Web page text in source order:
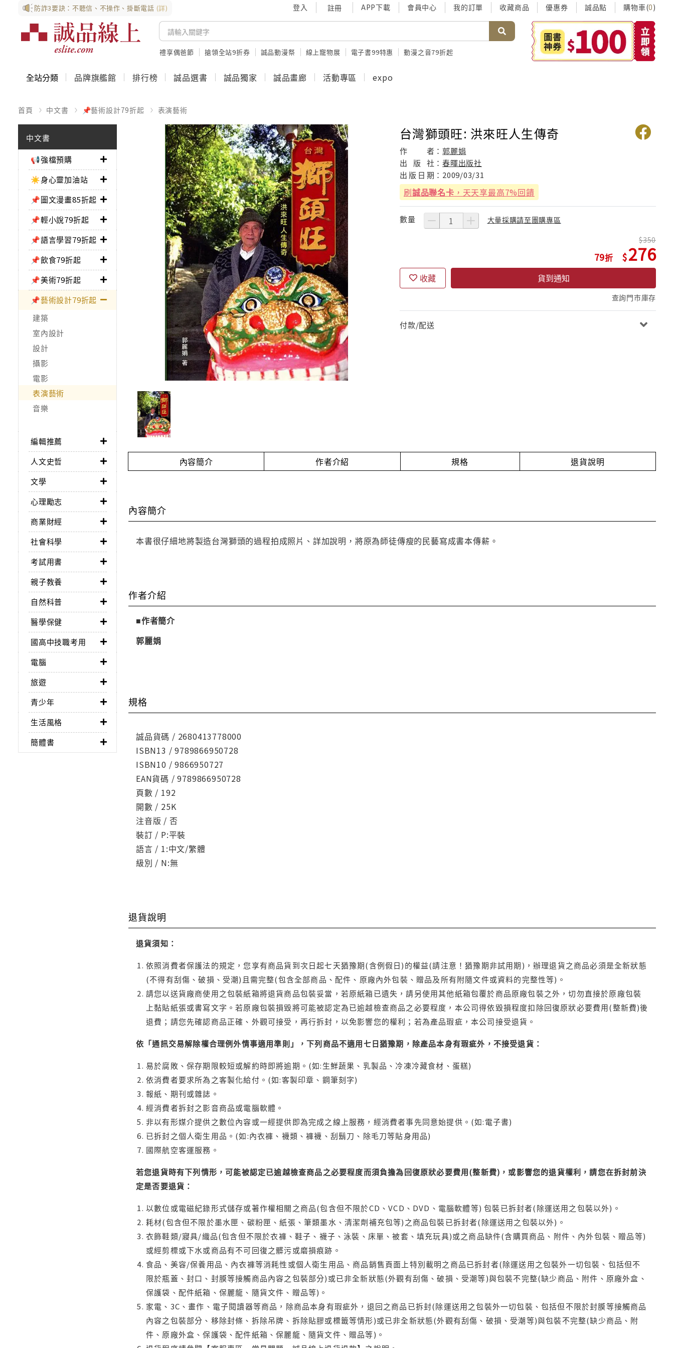
防詐3要訣：不聽信、不操作、掛斷電話 (詳) 登入 註冊 APP下載 會員中心 我的訂單 收藏商品 優惠券 誠品點 購物車(0)
禮享偶爸節 搶領全站9折券 誠品動漫祭 線上寵物展 電子書99特惠 動漫之音79折起
全站分類 品牌旗艦館 排行榜 誠品選書 誠品獨家 誠品畫廊 活動專區 expo
首頁 中文書 📌藝術設計79折起 表演藝術
中文書
📢強檔預購
☀️身心靈加油站
📌圖文漫畫85折起
📌輕小說79折起
📌語言學習79折起
📌飲食79折起
📌美術79折起
📌藝術設計79折起
建築
室內設計
設計
攝影
電影
表演藝術
音樂
編輯推薦
人文史哲
文學
心理勵志
商業財經
社會科學
考試用書
親子教養
自然科普
醫學保健
國高中技職考用
電腦
旅遊
青少年
生活風格
簡體書
台灣獅頭旺: 洪來旺人生傳奇
作 者：郭麗娟
出
版 社：春暉出版社
出 版 日 期： 2009/03/31
刷誠品聯名卡 ，天天享最高7%回饋
數量 大量採購請至團購專區
79
350
276
收藏 貨到通知
查詢門市庫存
付款/配送
內容簡介 作者介紹 規格 退貨說明
內容簡介
本書很仔細地將製造台灣獅頭的過程拍成照片、詳加說明，將原為師徒傳瘦的民藝寫成書本傳薪。
作者介紹
■作者簡介
郭麗娟
規格
誠品貨碼 / 2680413778000
ISBN13 / 9789866950728
ISBN10 / 9866950727
EAN貨碼 / 9789866950728
頁數 / 192
開數 / 25K
注音版 / 否
裝訂 / P:平裝
語言 / 1:中文/繁體
級別 / N:無
退貨說明
退貨須知：
依照消費者保護法的規定，您享有商品貨到次日起七天猶豫期(含例假日)的權益(請注意！猶豫期非試用期)，辦理退貨之商品必須是全新狀態
(不得有刮傷、破損、受潮)且需完整(包含全部商品、配件、原廠內外包裝、贈品及所有附隨文件或資料的完整性等)。
請您以送貨廠商使用之包裝紙箱將退貨商品包裝妥當，若原紙箱已遺失，請另使用其他紙箱包覆於商品原廠包裝之外，切勿直接於原廠包裝
上黏貼紙張或書寫文字。若原廠包裝損毀將可能被認定為已逾越檢查商品之必要程度，本公司得依毀損程度扣除回復原狀必要費用(整新費)後
退費；請您先確認商品正確、外觀可接受，再行拆封，以免影響您的權利；若為產品瑕疵，本公司接受退貨。
依「通訊交易解除權合理例外情事適用準則」，下列商品不適用七日猶豫期，除產品本身有瑕疵外，不接受退貨：
易於腐敗、保存期限較短或解約時即將逾期。(如:生鮮蔬果、乳製品、冷凍冷藏食材、蛋糕)
依消費者要求所為之客製化給付。(如:客製印章、鋼筆刻字)
報紙、期刊或雜誌。
經消費者拆封之影音商品或電腦軟體。
非以有形媒介提供之數位內容或一經提供即為完成之線上服務，經消費者事先同意始提供。(如:電子書)
已拆封之個人衛生用品。(如:內衣褲、襪類、褲襪、刮鬍刀、除毛刀等貼身用品)
國際航空客運服務。
若您退貨時有下列情形，可能被認定已逾越檢查商品之必要程度而須負擔為回復原狀必要費用(整新費)，或影響您的退貨權利，請您在拆封前決
定是否要退貨：
以數位或電磁紀錄形式儲存或著作權相關之商品(包含但不限於CD、VCD、DVD、電腦軟體等) 包裝已拆封者(除運送用之包裝以外)。
耗材(包含但不限於墨水匣、碳粉匣、紙張、筆類墨水、清潔劑補充包等)之商品包裝已拆封者(除運送用之包裝以外)。
衣飾鞋類/寢具/織品(包含但不限於衣褲、鞋子、襪子、泳裝、床單、被套、填充玩具)或之商品缺件(含購買商品、附件、內外包裝、贈品等)
或經剪標或下水或商品有不可回復之髒污或磨損痕跡。
食品、美容/保養用品、內衣褲等消耗性或個人衛生用品、商品銷售頁面上特別載明之商品已拆封者(除運送用之包裝外一切包裝、包括但不
限於瓶蓋、封口、封膜等接觸商品內容之包裝部分)或已非全新狀態(外觀有刮傷、破損、受潮等)與包裝不完整(缺少商品、附件、原廠外盒、
保護袋、配件紙箱、保麗龍、隨貨文件、贈品等)。
家電、3C、畫作、電子閱讀器等商品，除商品本身有瑕疵外，退回之商品已拆封(除運送用之包裝外一切包裝、包括但不限於封膜等接觸商品
內容之包裝部分、移除封條、拆除吊牌、拆除貼膠或標籤等情形)或已非全新狀態(外觀有刮傷、破損、受潮等)與包裝不完整(缺少商品、附
件、原廠外盒、保護袋、配件紙箱、保麗龍、隨貨文件、贈品等)。